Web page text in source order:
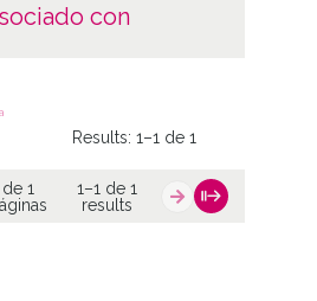
con
Results:1–1 de 1
de 1
1–1 de 1
results